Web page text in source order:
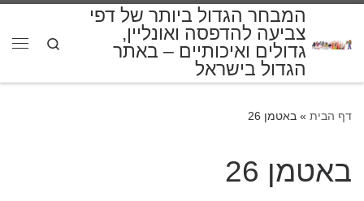
המבחר הגדול ביותר של דפי
צביעה להדפסה ואונליין,
גדולים ואיכותיים – באתר
הגדול בישראל
Search
דף הבית » באטמן 26
באטמן 26